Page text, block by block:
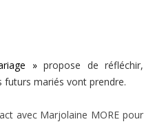
»propose de réfléchir,
futurs mariés vont prendre.
avec Marjolaine MORE pour